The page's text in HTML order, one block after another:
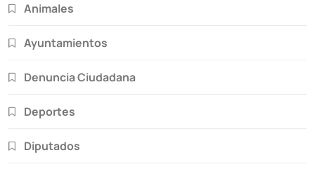
Animales
Ayuntamientos
Denuncia Ciudadana
Deportes
Diputados